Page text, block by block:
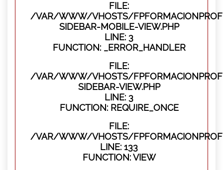
FILE:
/VAR/WWW/VHOSTS/
SIDEBAR-MOBILE-VIEW.PHP
LINE: 3
FUNCTION: _ERROR_HANDLER
FILE:
/VAR/WWW/VHOSTS/
SIDEBAR-VIEW.PHP
LINE: 3
FUNCTION: REQUIRE_ONCE
FILE:
/VAR/WWW/VHOSTS/
LINE: 133
FUNCTION: VIEW